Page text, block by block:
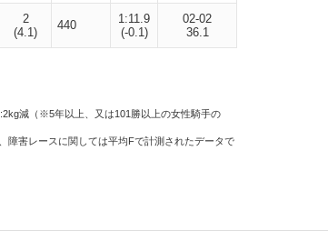
2
(4.1)
440
1:11.9
(-0.1)
02-02
36.1
:2kg減（※5年以上、又は101勝以上の女性騎手の
障害レースに関しては平均Fで計測されたデータで